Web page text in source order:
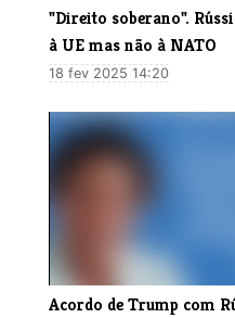
"Direito soberano".
à UE mas não à NATO
18 fev 2025 14:20
Acordo de Trump com